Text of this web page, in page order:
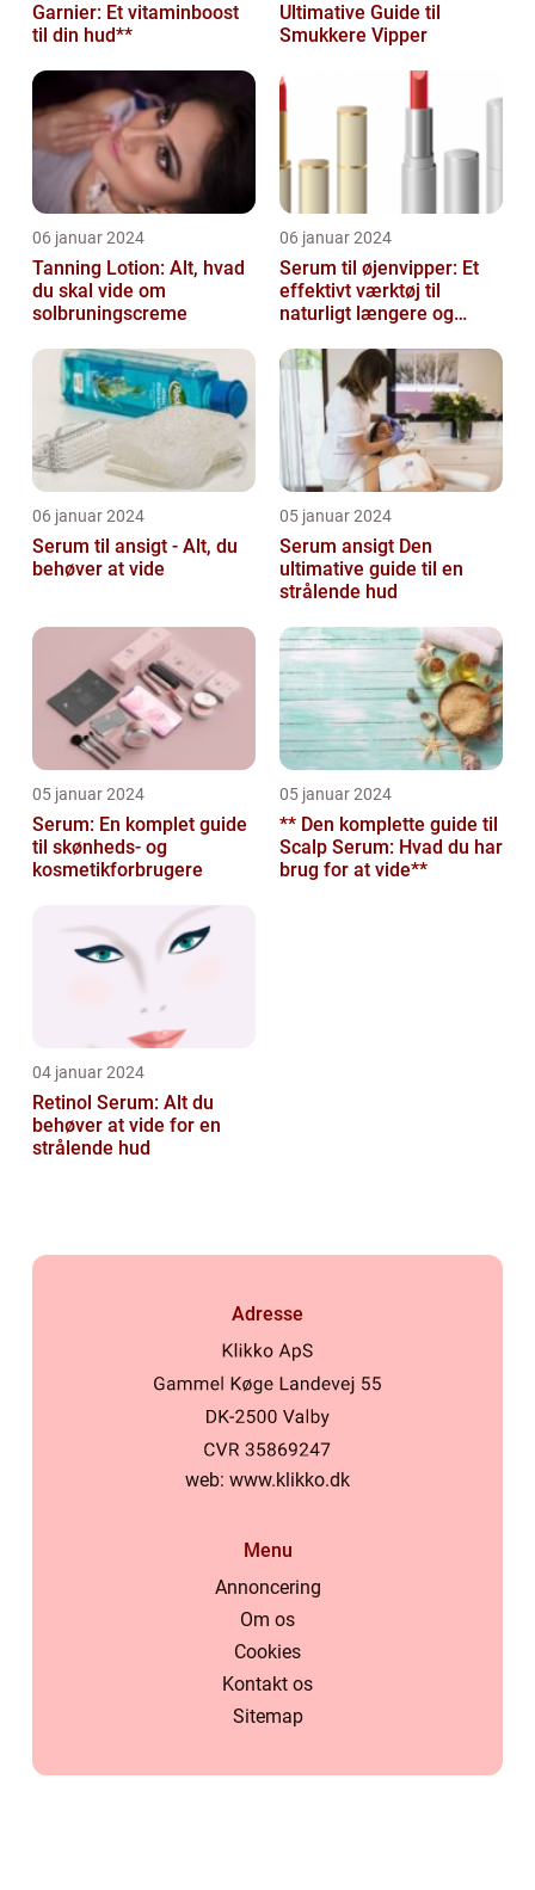
Garnier: Et vitaminboost
til din hud**
Ultimative Guide til
Smukkere Vipper
06 januar 2024
Tanning Lotion: Alt, hvad
du skal vide om
solbruningscreme
06 januar 2024
Serum til øjenvipper: Et
effektivt værktøj til
naturligt længere og
06 januar 2024
Serum til ansigt - Alt, du
behøver at vide
05 januar 2024
Serum ansigt Den
ultimative guide til en
strålende hud
05 januar 2024
Serum: En komplet guide
til skønheds- og
kosmetikforbrugere
05 januar 2024
** Den komplette guide til
Scalp Serum: Hvad du har
brug for at vide**
04 januar 2024
Retinol Serum: Alt du
behøver at vide for en
strålende hud
Adresse
web: www.klikko.dk
Menu
Annoncering
Om os
Cookies
Kontakt os
Sitemap